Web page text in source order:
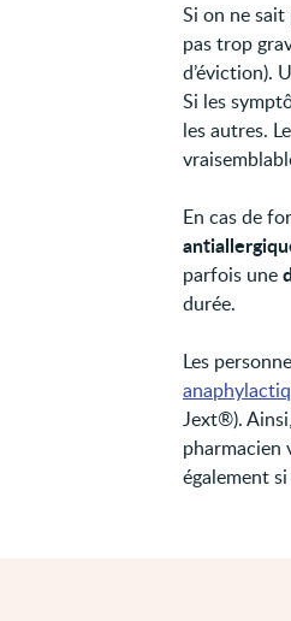
Si on ne
pas trop
d’éviction).
Si les
les autres.
En cas de
parfois une
durée.
Les
Jext®).
pharmacien
également